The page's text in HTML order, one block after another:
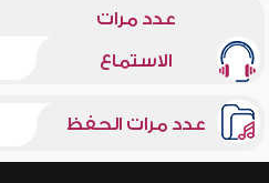
عدد مرات
الاستماع
عدد مرات الحفظ